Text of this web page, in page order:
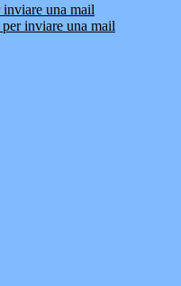
una mail
inviare una mail